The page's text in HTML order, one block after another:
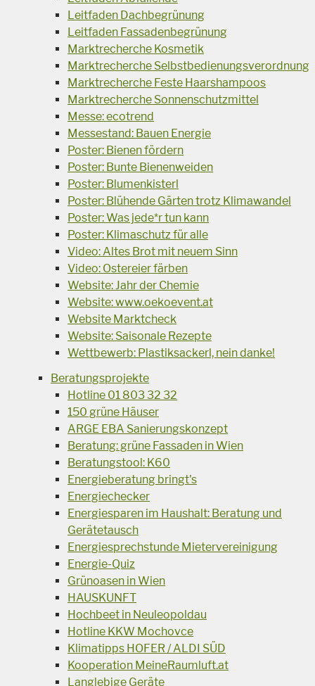
Leitfaden Dachbegrünung
Leitfaden Fassadenbegrünung
Marktrecherche Kosmetik
Marktrecherche Selbstbedienungsverordnung
Marktrecherche Feste Haarshampoos
Marktrecherche Sonnenschutzmittel
Messe: ecotrend
Messestand: Bauen Energie
Poster: Bienen fördern
Poster: Bunte Bienenweiden
Poster: Blumenkisterl
Poster: Blühende Gärten trotz Klimawandel
Poster: Was jede*r tun kann
Poster: Klimaschutz für alle
Video: Altes Brot mit neuem Sinn
Video: Ostereier färben
Website: Jahr der Chemie
Website: www.oekoevent.at
Website Marktcheck
Website: Saisonale Rezepte
Wettbewerb: Plastiksackerl, nein danke!
Beratungsprojekte
Hotline 01 803 32 32
150 grüne Häuser
ARGE EBA Sanierungskonzept
Beratung: grüne Fassaden in Wien
Beratungstool: K60
Energieberatung bringt's
Energiechecker
Energiesparen im Haushalt: Beratung und
Gerätetausch
Energiesprechstunde Mietervereinigung
Energie-Quiz
Grünoasen in Wien
HAUSKUNFT
Hochbeet in Neuleopoldau
Hotline KKW Mochovce
Klimatipps HOFER / ALDI SÜD
Kooperation MeineRaumluft.at
Langlebige Geräte